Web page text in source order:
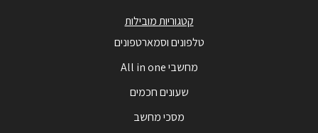
קטגוריות מובילות
טלפונים וסמארטפונים
מחשבי All in one
שעונים חכמים
מסכי מחשב